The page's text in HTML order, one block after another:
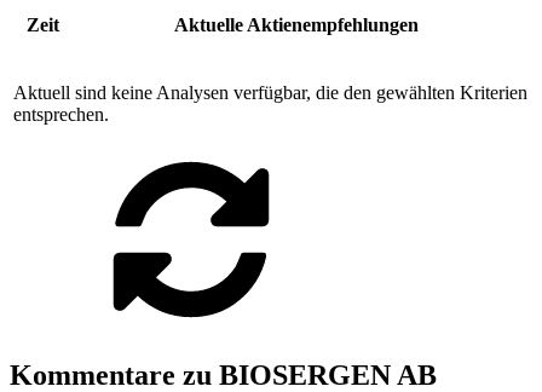
Zeit Aktuelle Aktienempfehlungen
Aktuell sind keine Analysen verfügbar, die den gewählten Kriterien
entsprechen.
Kommentare zu BIOSERGEN AB